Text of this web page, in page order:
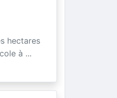
hectares
à ...